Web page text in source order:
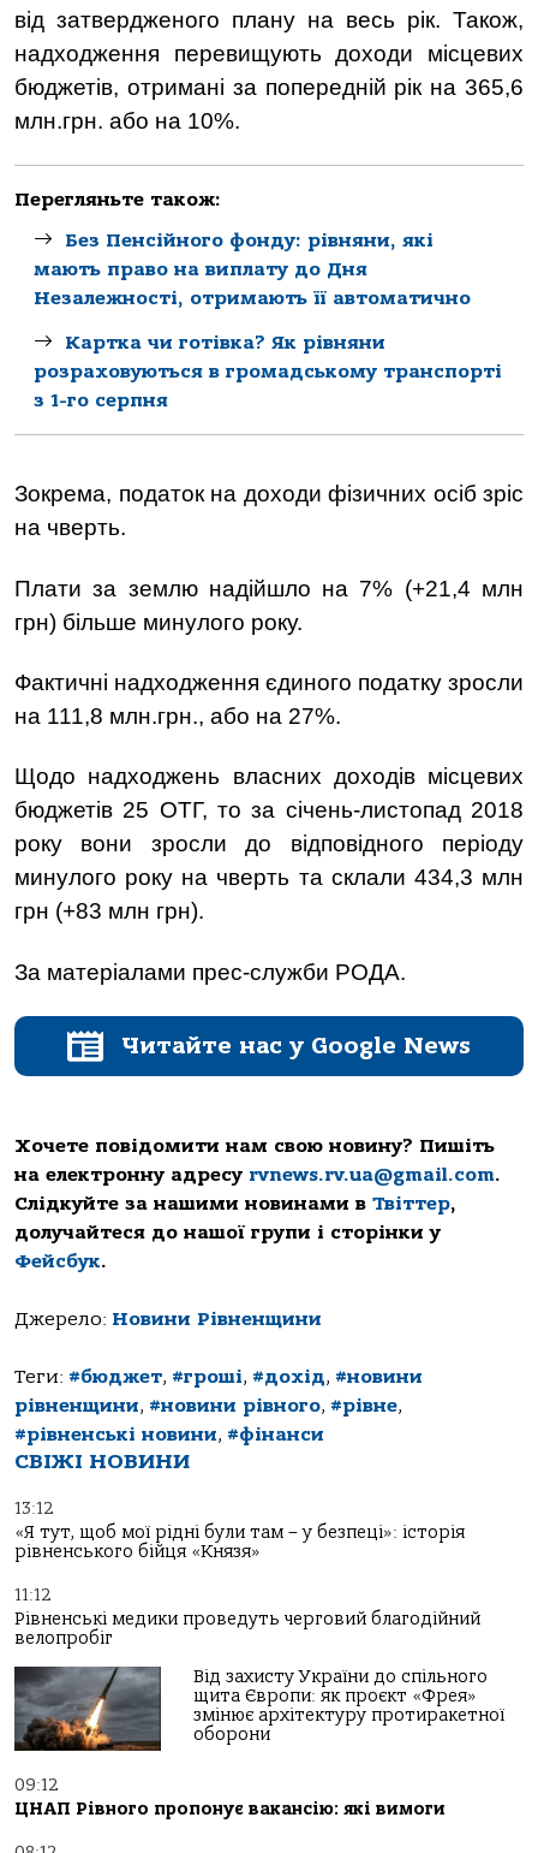
від затвердженого плану на весь рік. Також,
надходження перевищують доходи місцевих
бюджетів, отримані за попередній рік на 365,6
млн.грн. або на 10%.
Перегляньте також:
Без Пенсійного фонду: рівняни, які
мають право на виплату до Дня
Незалежності, отримають її автоматично
Картка чи готівка? Як рівняни
розраховуються в громадському транспорті
з 1-го серпня
Зокрема, податок на доходи фізичних осіб зріс
на чверть.
Плати за землю надійшло на 7% (+21,4 млн
грн) більше минулого року.
Фактичні надходження єдиного податку зросли
на 111,8 млн.грн., або на 27%.
Щодо надходжень власних доходів місцевих
бюджетів 25 ОТГ, то за січень-листопад 2018
року вони зросли до відповідного періоду
минулого року на чверть та склали 434,3 млн
грн (+83 млн грн).
За матеріалами прес-служби РОДА.
Читайте нас у Google News
Хочете повідомити нам свою новину? Пишіть
на електронну адресу rvnews.rv.ua@gmail.com.
Слідкуйте за нашими новинами в Твіттер,
долучайтеся до нашої групи і сторінки у
Фейсбук.
Джерело: Новини Рівненщини
Теги: #бюджет, #гроші, #дохід, #новини
рівненщини, #новини рівного, #рівне,
#рівненські новини, #фінанси
СВІЖІ НОВИНИ
13:12
«Я тут, щоб мої рідні були там – у безпеці»: історія
рівненського бійця «Князя»
11:12
Рівненські медики проведуть черговий благодійний
велопробіг
Від захисту України до спільного
щита Європи: як проєкт «Фрея»
змінює архітектуру протиракетної
оборони
09:12
ЦНАП Рівного пропонує вакансію: які вимоги